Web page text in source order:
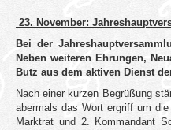
23. November:
Bei der
Neben weiteren Ehrungen,
Butz aus dem aktiven Dienst
Nach einer kurzen Begrüßung
abermals das Wort ergriff um
Marktrat und 2. Kommandant